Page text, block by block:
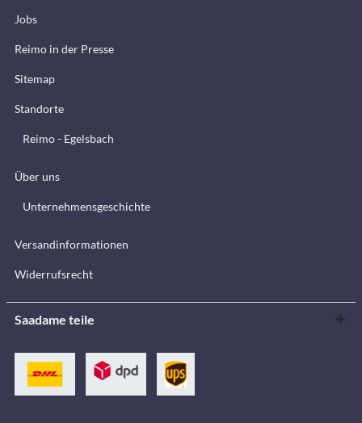
Jobs
Reimo in der Presse
Sitemap
Standorte
Reimo - Egelsbach
Über uns
Unternehmensgeschichte
Versandinformationen
Widerrufsrecht
Saadame teile